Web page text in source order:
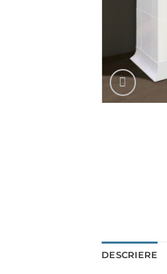
DESCRIERE